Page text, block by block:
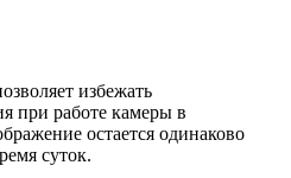
избежать
при работе камеры в
остается одинаково
суток.